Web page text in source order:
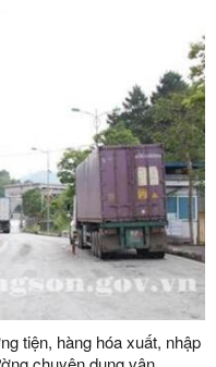
tiện, hàng hóa xuất, nhập